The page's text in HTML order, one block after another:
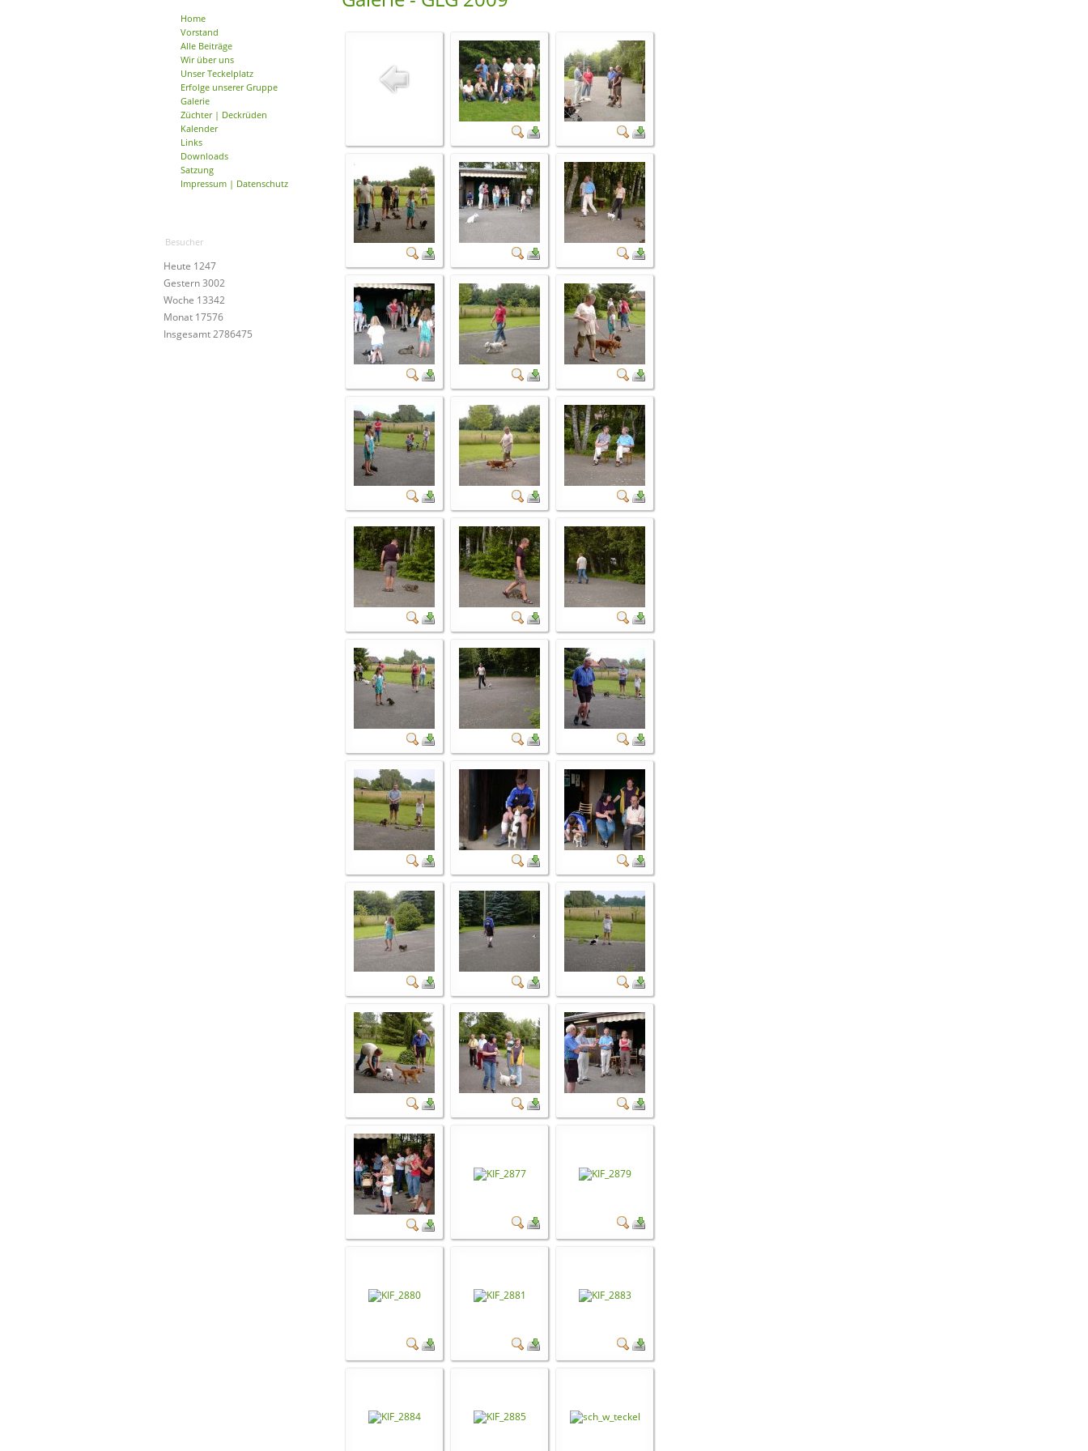
Home
Vorstand
Alle Beiträge
Wir über uns
Unser Teckelplatz
Erfolge unserer Gruppe
Galerie
Züchter | Deckrüden
Kalender
Links
Downloads
Satzung
Impressum | Datenschutz
Besucher
Heute 1247
Gestern3002
Woche 13342
Monat 17576
Insgesamt2786475